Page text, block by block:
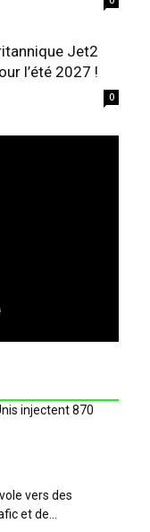
Jet2
l’été 2027 !
0
injectent 870
vers des
et de...